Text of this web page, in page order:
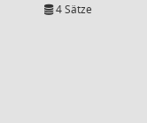
4 Sätze